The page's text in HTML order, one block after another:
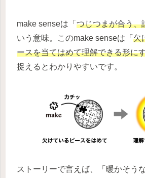
make senseは「 つじつまが合う、
いう意味。このmake senseは「 欠
ースを当てはめて理解できる形に
捉えるとわかりやすいです。
ストーリーで言えば、「暖かそう